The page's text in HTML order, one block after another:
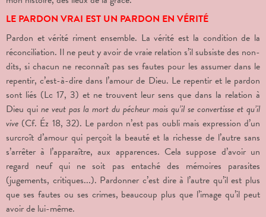
LE PARDON VRAI EST UN PARDON EN VÉRITÉ
Pardon et vérité riment ensemble. La vérité est la condition de la
réconciliation. Il ne peut y avoir de vraie relation s’il subsiste des non-
dits, si chacun ne reconnaît pas ses fautes pour les assumer dans le
repentir, c’est-à-dire dans l’amour de Dieu. Le repentir et le pardon
sont liés (Lc 17, 3) et ne trouvent leur sens que dans la relation à
Dieu qui ne veut pas la mort du pécheur mais qu’il se convertisse et qu’il
vive (Cf. Éz 18, 32). Le pardon n’est pas oubli mais expression d’un
surcroît d’amour qui perçoit la beauté et la richesse de l’autre sans
s’arrêter à l’apparaître, aux apparences. Cela suppose d’avoir un
regard neuf qui ne soit pas entaché des mémoires parasites
(jugements, critiques...). Pardonner c’est dire à l’autre qu’il est plus
que ses fautes ou ses crimes, beaucoup plus que l’image qu’il peut
avoir de lui-même.